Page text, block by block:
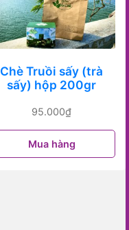
Chè Truồi sấy (trà
sấy) hộp 200gr
95.000₫
Mua hàng